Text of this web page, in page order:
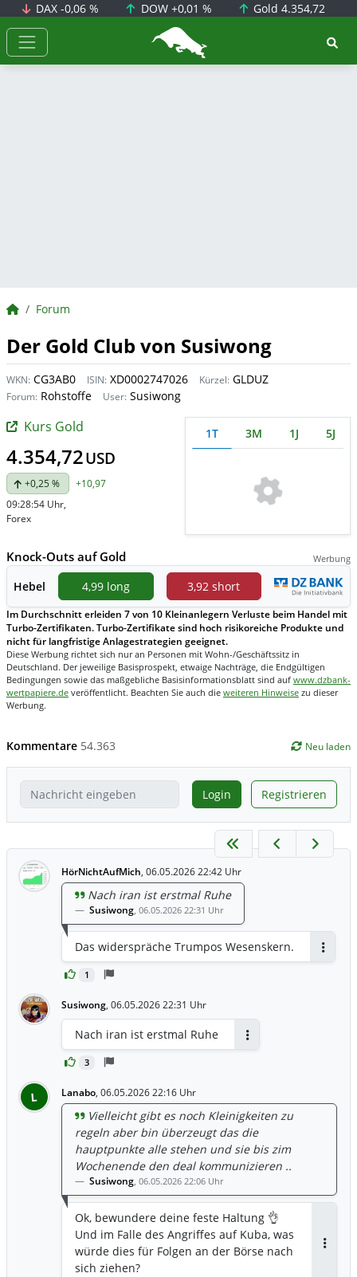
DAX-0,06 % DOW +0,01 % Gold4.354,72
BörsenNEWS.de
BörsenNEWS.de
Forum
Der Gold Club von Susiwong
WKN: CG3AB0 ISIN: XD0002747026 Kürzel: GLDUZ
Forum: Rohstoffe User: Susiwong
Kurs Gold
4.354,72USD
+0,25 %
+10,97
09:28:54 Uhr,
Forex
1T 3M 1J 5J
Knock-Outs auf Gold Werbung
Hebel 4,99 long 3,92 short
Im Durchschnitt erleiden 7 von 10 Kleinanlegern Verluste beim Handel mit
Turbo-Zertifikaten. Turbo-Zertifikate sind hoch risikoreiche Produkte und
nicht für langfristige Anlagestrategien geeignet.
Diese Werbung richtet sich nur an Personen mit Wohn-/Geschäftssitz in
Deutschland. Der jeweilige Basisprospekt, etwaige Nachträge, die Endgültigen
Bedingungen sowie das maßgebliche Basisinformationsblatt sind auf www.dzbank-
wertpapiere.de veröffentlicht. Beachten Sie auch die weiteren Hinweise zu dieser
Werbung.
Kommentare 54.363 Neu laden
Login Registrieren
HörNichtAufMich, 06.05.2026 22:42 Uhr
1
Nach iran ist erstmal Ruhe
Susiwong, 06.05.2026 22:31 Uhr
Das widerspräche Trumpos Wesenskern.
Susiwong, 06.05.2026 22:31 Uhr
3
Nach iran ist erstmal Ruhe
L Lanabo, 06.05.2026 22:16 Uhr
Vielleicht gibt es noch Kleinigkeiten zu
regeln aber bin überzeugt das die
hauptpunkte alle stehen und sie bis zim
Wochenende den deal kommunizieren ..
Susiwong, 06.05.2026 22:06 Uhr
Ok, bewundere deine feste Haltung 👌
Und im Falle des Angriffes auf Kuba, was
würde dies für Folgen an der Börse nach
sich ziehen?